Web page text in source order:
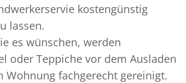
kostengünstig
lassen.
es wünschen, werden
oder Teppiche vor dem Ausladen
Wohnung fachgerecht gereinigt.